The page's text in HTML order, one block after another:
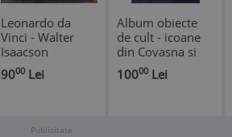
Leonardo da
Vinci - Walter
Isaacson
9000 Lei
Album obiecte
de cult - icoane
din Covasna si
Harghita
10000 Lei
Publicitate